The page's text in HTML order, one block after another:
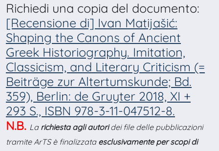
Richiedi una copia del documento:
[Recensione di] Ivan Matijašić:
Shaping the Canons of Ancient
Greek Historiography. Imitation,
Classicism, and Literary Criticism (=
Beiträge zur Altertumskunde; Bd.
359), Berlin: de Gruyter 2018, XI +
293 S., ISBN 978-3-11-047512-8.
N.B. La richiesta agli autoridei file delle pubblicazioni
tramite ArTS è finalizzata esclusivamente per scopi di